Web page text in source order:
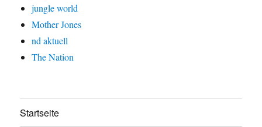
jungle world
Mother Jones
nd aktuell
The Nation
Startseite